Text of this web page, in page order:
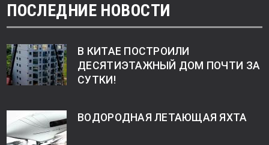
ПОСЛЕДНИЕ НОВОСТИ
В КИТАЕ ПОСТРОИЛИ
ДЕСЯТИЭТАЖНЫЙ ДОМ ПОЧТИ ЗА
СУТКИ!
ВОДОРОДНАЯ ЛЕТАЮЩАЯ ЯХТА